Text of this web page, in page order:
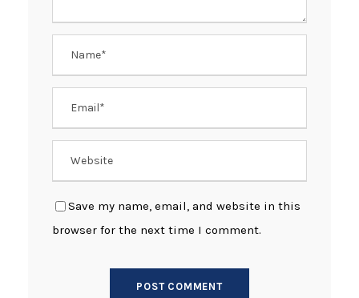
Save my name, email, and website in this
browser for the next time I comment.